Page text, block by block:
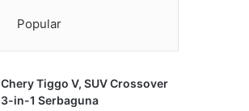
Popular
Chery Tiggo V, SUV Crossover
3-in-1 Serbaguna